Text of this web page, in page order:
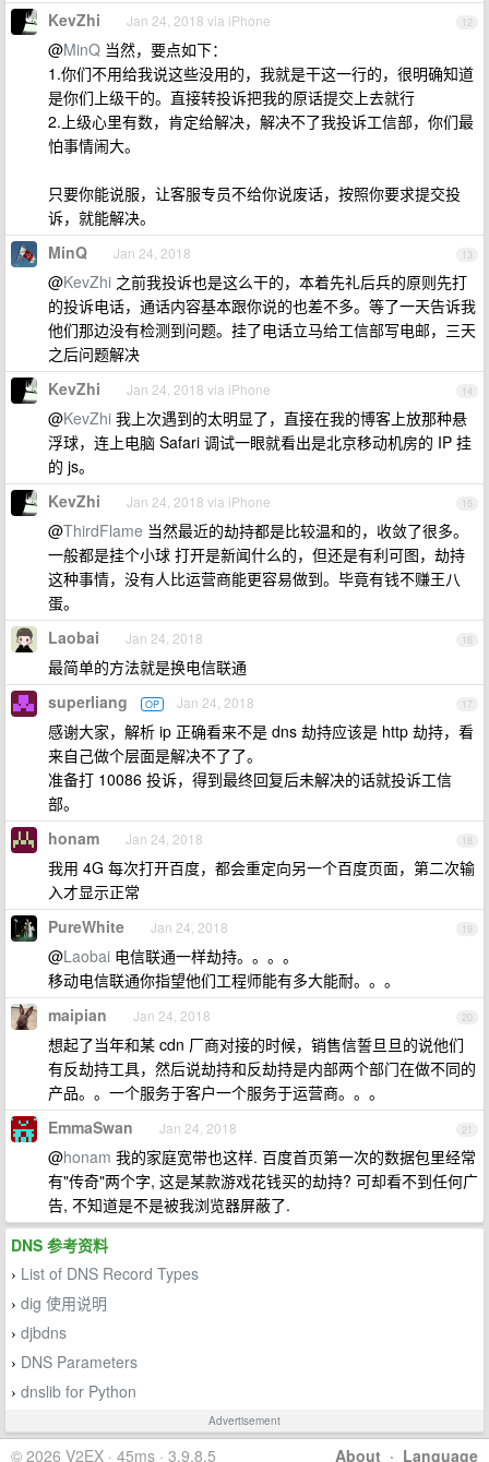
12
KevZhi Jan 24, 2018 via iPhone
@MinQ 当然，要点如下：
1.你们不用给我说这些没用的，我就是干这一行的，很明确知道
是你们上级干的。直接转投诉把我的原话提交上去就行
2.上级心里有数，肯定给解决，解决不了我投诉工信部，你们最
怕事情闹大。
只要你能说服，让客服专员不给你说废话，按照你要求提交投
诉，就能解决。
13
MinQ Jan 24, 2018
@KevZhi 之前我投诉也是这么干的，本着先礼后兵的原则先打
的投诉电话，通话内容基本跟你说的也差不多。等了一天告诉我
他们那边没有检测到问题。挂了电话立马给工信部写电邮，三天
之后问题解决
14
KevZhi Jan 24, 2018 via iPhone
@KevZhi 我上次遇到的太明显了，直接在我的博客上放那种悬
浮球，连上电脑 Safari 调试一眼就看出是北京移动机房的 IP 挂
的 js。
15
KevZhi Jan 24, 2018 via iPhone
@ThirdFlame 当然最近的劫持都是比较温和的，收敛了很多。
一般都是挂个小球 打开是新闻什么的，但还是有利可图，劫持
这种事情，没有人比运营商能更容易做到。毕竟有钱不赚王八
蛋。
16
Laobai Jan 24, 2018
最简单的方法就是换电信联通
17
superliang OP Jan 24, 2018
感谢大家，解析 ip 正确看来不是 dns 劫持应该是 http 劫持，看
来自己做个层面是解决不了了。
准备打 10086 投诉，得到最终回复后未解决的话就投诉工信
部。
18
honam Jan 24, 2018
我用 4G 每次打开百度，都会重定向另一个百度页面，第二次输
入才显示正常
19
PureWhite Jan 24, 2018
@Laobai 电信联通一样劫持。。。。
移动电信联通你指望他们工程师能有多大能耐。。。
20
maipian Jan 24, 2018
想起了当年和某 cdn 厂商对接的时候，销售信誓旦旦的说他们
有反劫持工具，然后说劫持和反劫持是内部两个部门在做不同的
产品。。一个服务于客户一个服务于运营商。。。
21
EmmaSwan Jan 24, 2018
@honam 我的家庭宽带也这样. 百度首页第一次的数据包里经常
有"传奇"两个字, 这是某款游戏花钱买的劫持? 可却看不到任何广
告, 不知道是不是被我浏览器屏蔽了.
DNS 参考资料
› List of DNS Record Types
› dig 使用说明
› djbdns
› DNS Parameters
› dnslib for Python
Advertisement
About · Language
© 2026 V2EX · 45ms · 3.9.8.5